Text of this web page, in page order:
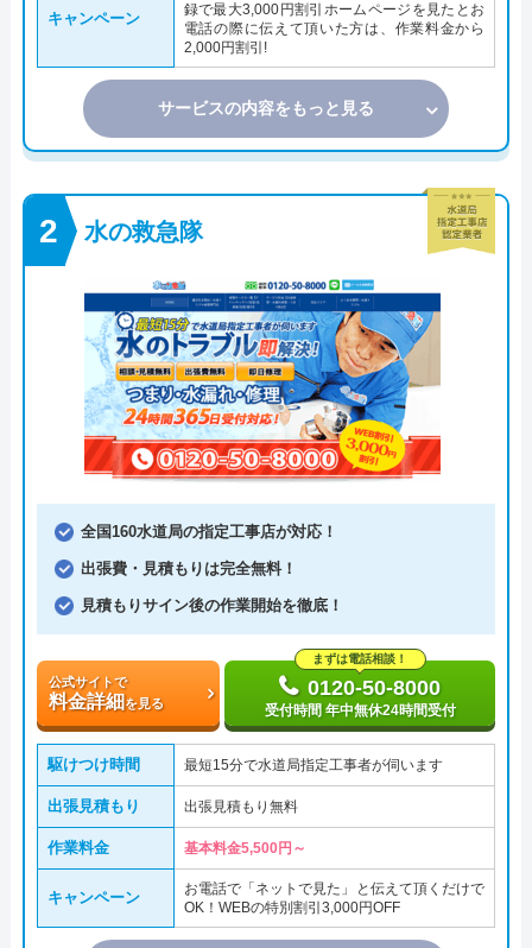
キャンペーン
録で最大3,000円割引ホームページを見たとお
電話の際に伝えて頂いた方は、作業料金から
2,000円割引!
サービスの内容をもっと見る
水の救急隊
全国160水道局の指定工事店が対応！
出張費・見積もりは完全無料！
見積もりサイン後の作業開始を徹底！
公式サイトで
料金詳細を見る
まずは電話相談！
0120-50-8000
受付時間 年中無休24時間受付
駆けつけ時間 最短15分で水道局指定工事者が伺います
出張見積もり 出張見積もり無料
作業料金 基本料金5,500円～
キャンペーン
お電話で「ネットで見た」と伝えて頂くだけで
OK！WEBの特別割引3,000円OFF